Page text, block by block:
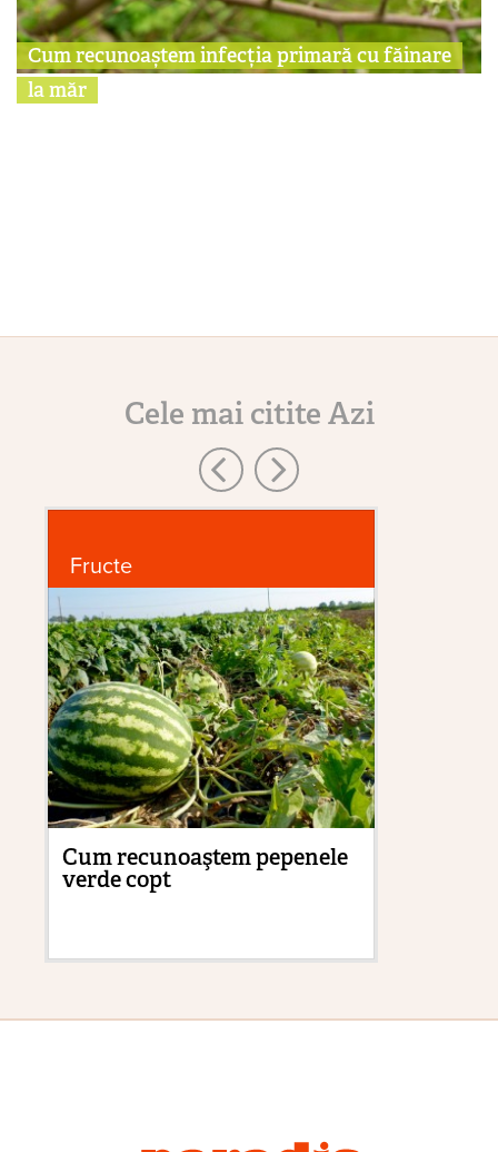
Cum recunoaștem infecția primară cu făinare
la măr
Cele mai citite Azi
Fructe
Cum recunoaştem pepenele
verde copt